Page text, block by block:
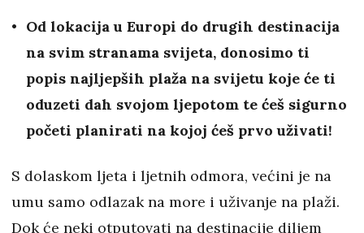
Od lokacija u Europi do drugih destinacija
na svim stranama svijeta, donosimo ti
popis najljepših plaža na svijetu koje će ti
oduzeti dah svojom ljepotom te ćeš sigurno
početi planirati na kojoj ćeš prvo uživati!
S dolaskom ljeta i ljetnih odmora, većini je na
umu samo odlazak na more i uživanje na plaži.
Dok će neki otputovati na destinacije diljem